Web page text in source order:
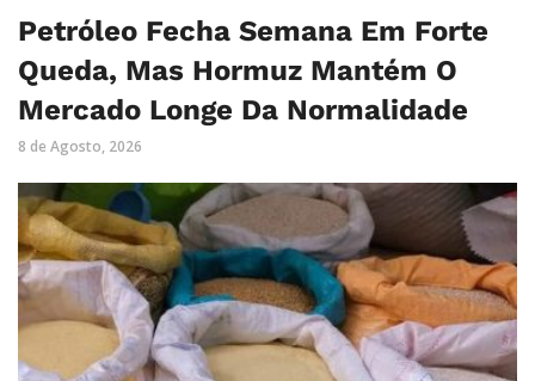
Petróleo Fecha Semana Em Forte
Queda, Mas Hormuz Mantém O
Mercado Longe Da Normalidade
8 de Agosto, 2026